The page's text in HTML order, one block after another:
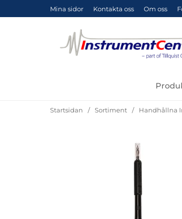
Mina sidor Kontakta oss Om oss
Startsidan Sortiment Handhållna